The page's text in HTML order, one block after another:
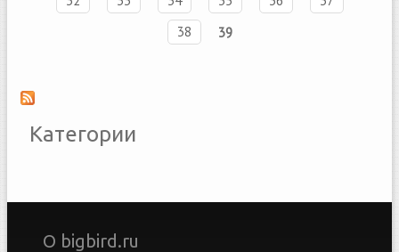
38
39
Категории
О bigbird.ru